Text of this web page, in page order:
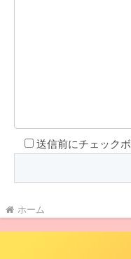
送信前にチェック
ホーム